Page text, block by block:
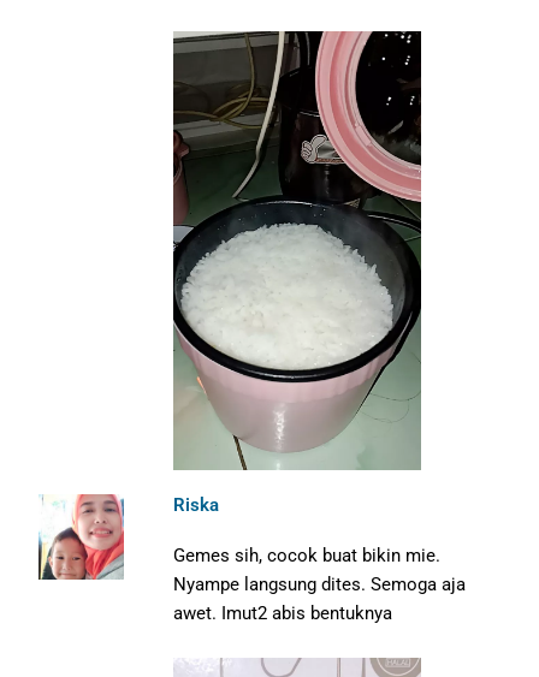
Riska
Gemes sih, cocok buat bikin mie.
Nyampe langsung dites. Semoga aja
awet. Imut2 abis bentuknya